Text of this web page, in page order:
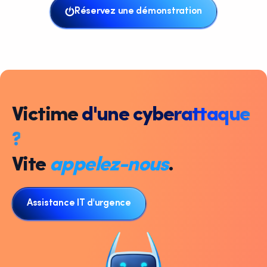
Réservez une démonstration
Victime d'une cyberattaque
?
Vite appelez-nous.
Assistance IT d'urgence